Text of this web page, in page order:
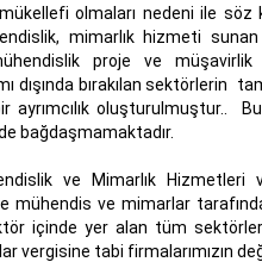
olmaları nedeni ile söz
mimarlık hizmeti
proje ve
dışında bırakılan sektörlerin
ayrımcılık oluşturulmuştur..
bağdaşmamaktadır.
ve Mimarlık
mühendis ve mimarlar
içinde yer alan tüm
vergisine tabi firmalarımızın